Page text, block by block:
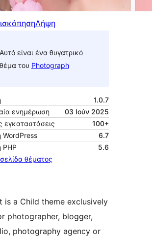
Λήψη
Αυτό είναι ένα θυγατρικό
θέμα του Photograph
1.0.7
ενημέρωση
03 Ιούν 2025
εγκαταστάσεις
100+
6.7
ΡΗΡ
5.6
θέματος
is a Child theme exclusively
photographer, blogger,
photography agency or